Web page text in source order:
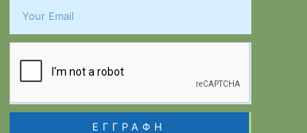
ΕΓΓΡΑΦΗ